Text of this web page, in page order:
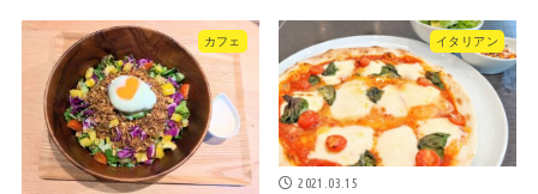
カフェ イタリアン
2021.03.15